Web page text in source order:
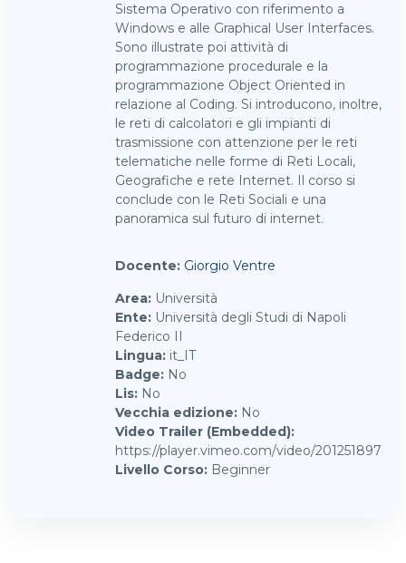
Sistema Operativo con riferimento a
Windows e alle Graphical User Interfaces.
Sono illustrate poi attività di
programmazione procedurale e la
programmazione Object Oriented in
relazione al Coding. Si introducono, inoltre,
le reti di calcolatori e gli impianti di
trasmissione con attenzione per le reti
telematiche nelle forme di Reti Locali,
Geografiche e rete Internet. Il corso si
conclude con le Reti Sociali e una
panoramica sul futuro di internet.
Docente: Giorgio Ventre
Area: Università
Ente: Università degli Studi di Napoli
Federico II
Lingua: it_IT
Badge: No
Lis: No
Vecchia edizione: No
Video Trailer (Embedded):
https://player.vimeo.com/video/201251897
Livello Corso: Beginner